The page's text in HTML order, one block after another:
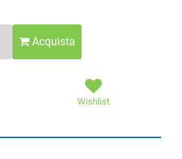
Acquista
Wishlist